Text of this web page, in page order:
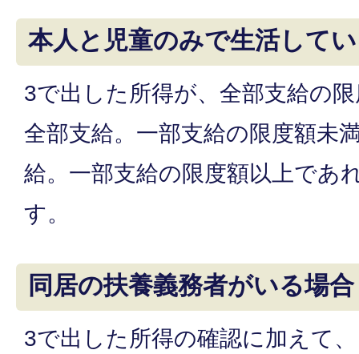
本人と児童のみで生活して
3で出した所得が、全部支給の
全部支給。一部支給の限度額未
給。一部支給の限度額以上であ
す。
同居の扶養義務者がいる場合
3で出した所得の確認に加えて